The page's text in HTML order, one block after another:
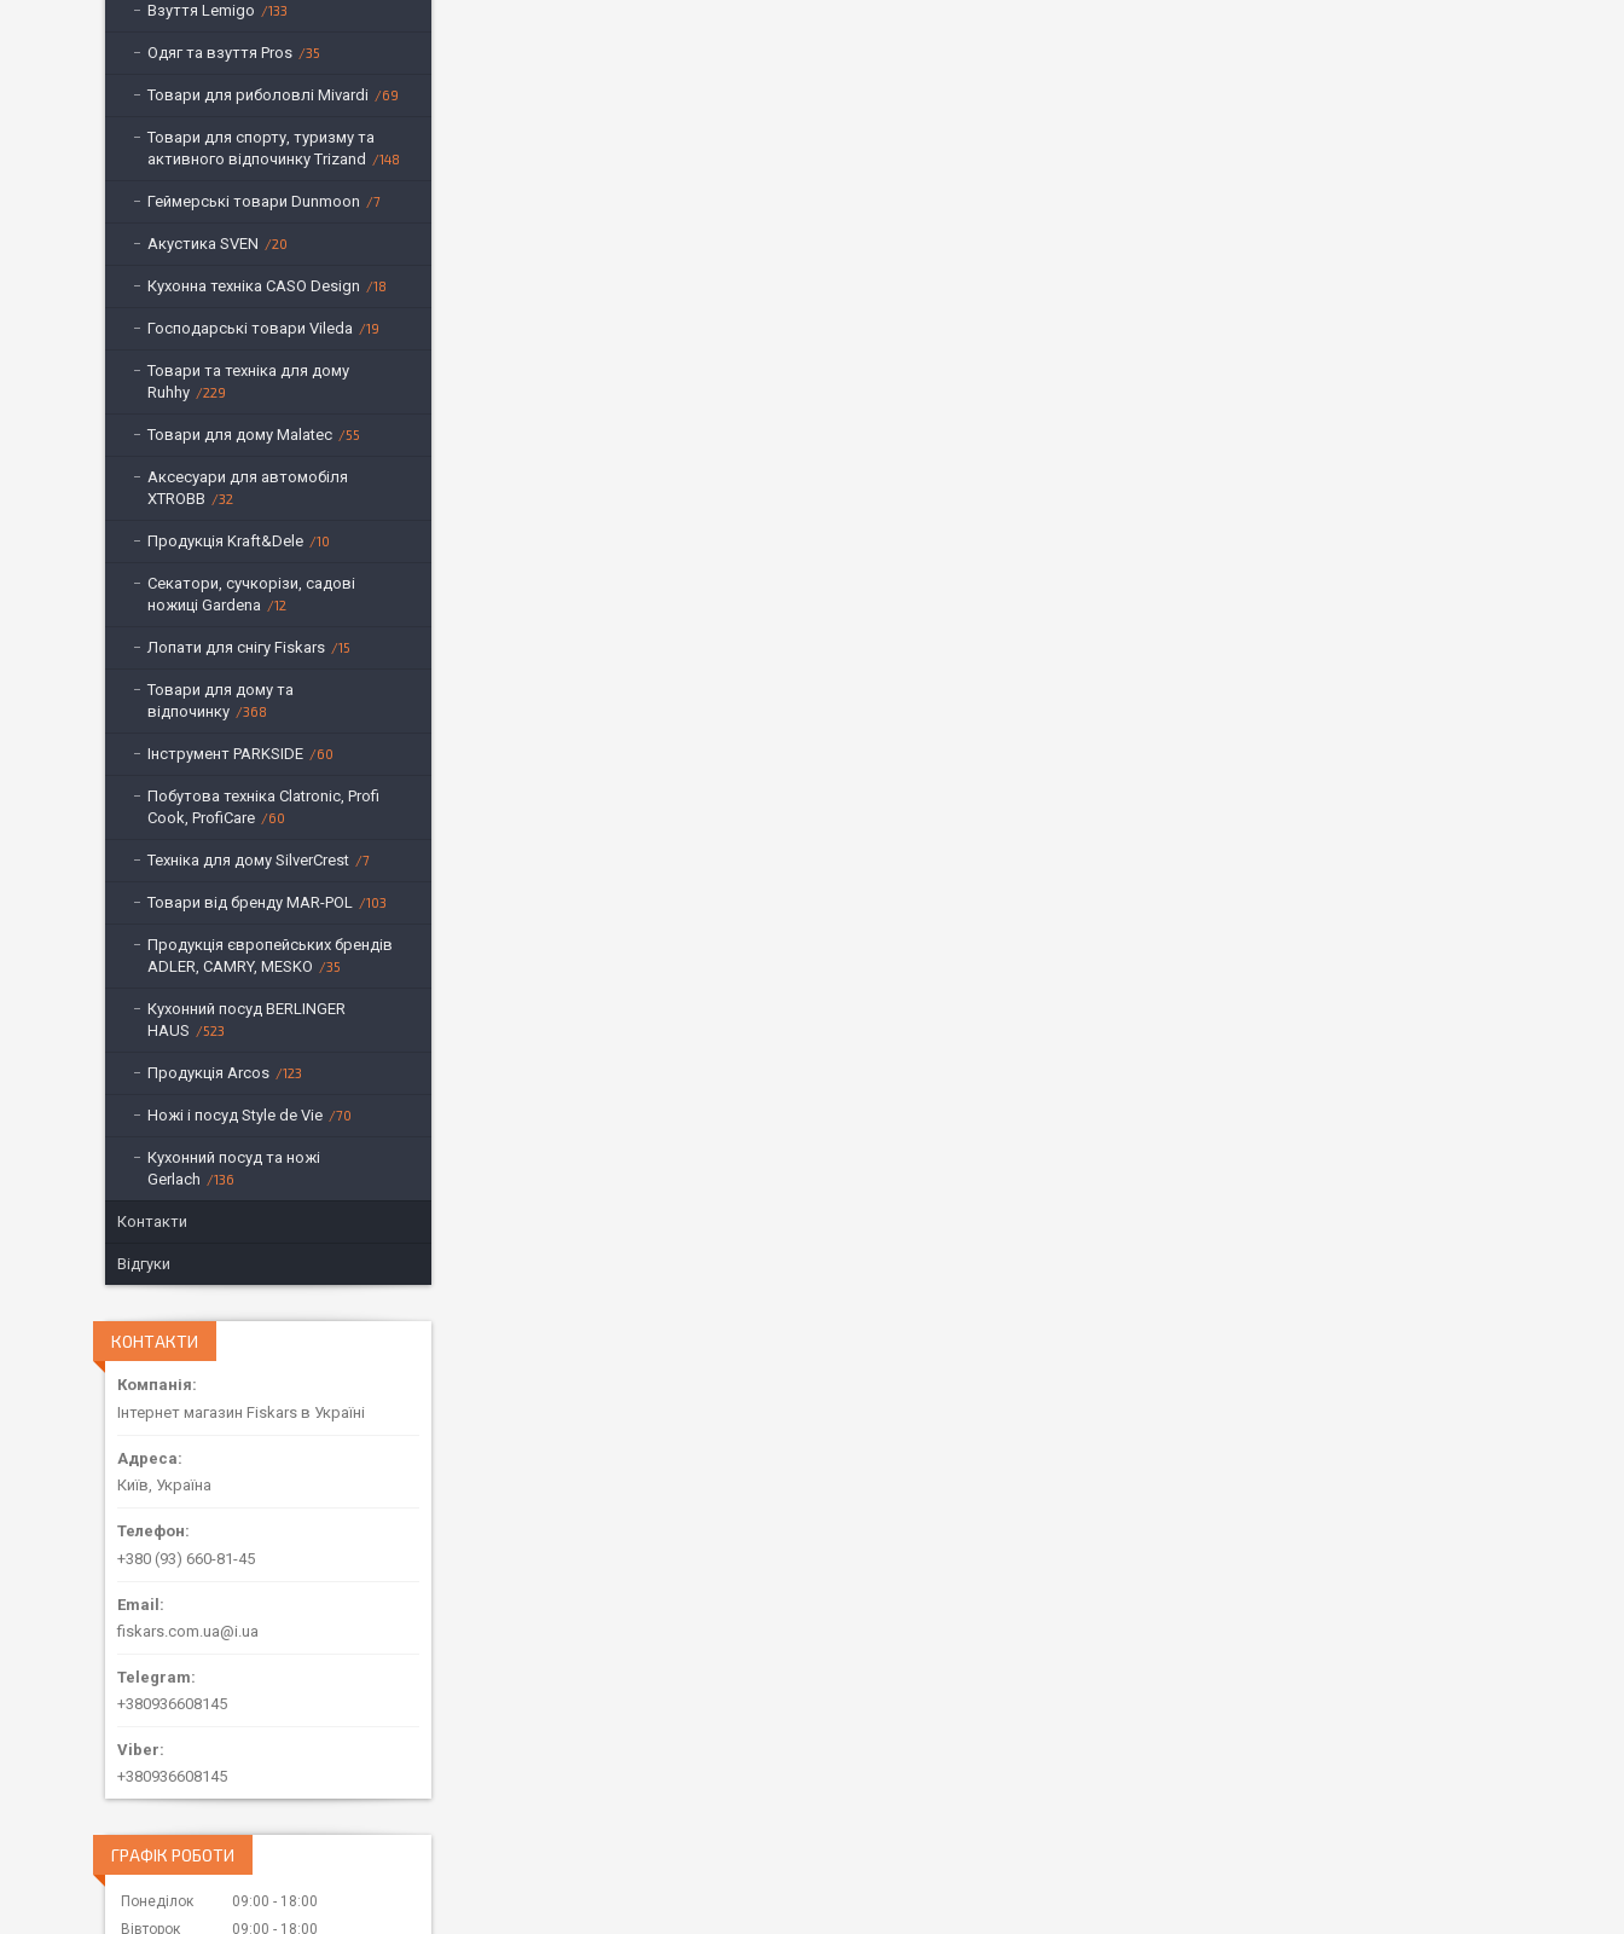
Взуття Lemigo 133
Одяг та взуття Pros 35
Товари для риболовлі Mivardi 69
Товари для спорту, туризму та
активного відпочинку Trizand
148
Геймерські товари Dunmoon 7
Акустика SVEN 20
Кухонна техніка CASO Design 18
Господарські товари Vileda 19
Товари та техніка для дому
Ruhhy
229
Товари для дому Malatec 55
Аксесуари для автомобіля
XTROBB
32
Продукція Kraft&Dele 10
Секатори, сучкорізи, садові
ножиці Gardena
12
Лопати для снігу Fiskars 15
Товари для дому та
відпочинку
368
Інструмент PARKSIDE 60
Побутова техніка Clatronic, Profi
Cook, ProfiCare
60
Техніка для дому SilverCrest 7
Товари від бренду MAR-POL 103
Продукція європейських брендів
ADLER, CAMRY, MESKO
35
Кухонний посуд BERLINGER
HAUS
523
Продукція Arcos 123
Ножі і посуд Style de Vie 70
Кухонний посуд та ножі
Gerlach
136
Контакти
Відгуки
КОНТАКТИ
Інтернет магазин Fiskars в Україні
Київ, Україна
+380 (93) 660-81-45
fiskars.com.ua@i.ua
+380936608145
+380936608145
ГРАФІК РОБОТИ
Понеділок 09:00
18:00
Вівторок
09:00 18:00